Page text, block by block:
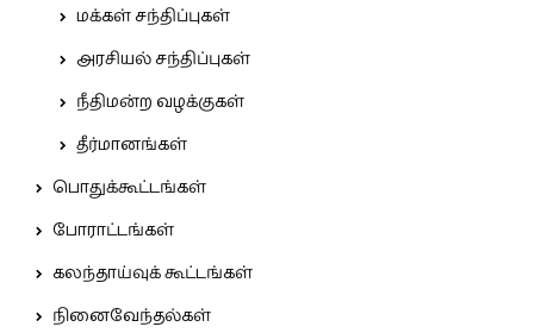
மக்கள் சந்திப்புகள்
அரசியல் சந்திப்புகள்
நீதிமன்ற வழக்குகள்
தீர்மானங்கள்
பொதுக்கூட்டங்கள்
போராட்டங்கள்
கலந்தாய்வுக் கூட்டங்கள்
நினைவேந்தல்கள்